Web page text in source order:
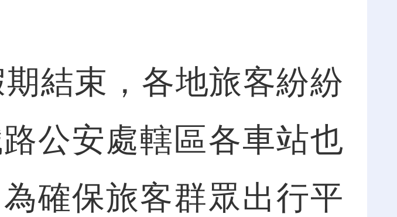
結束，各地旅客紛紛
公安處轄區各車站也
確保旅客群眾出行平